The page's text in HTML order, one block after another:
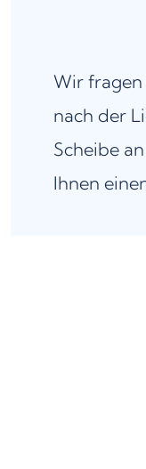
Wir fragen
nach der
Scheibe
Ihnen